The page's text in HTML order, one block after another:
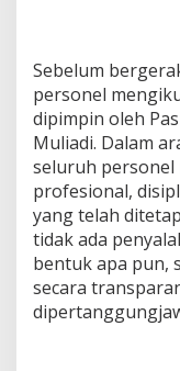
Sebelum
personel
dipimpin oleh
Muliadi. Dalam
seluruh personel
profesional,
yang telah
tidak ada
bentuk apa pun,
secara